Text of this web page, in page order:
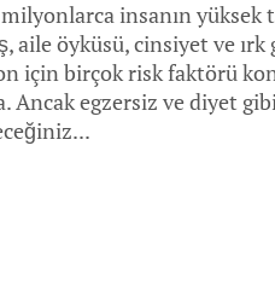
insanın yüksek
aile öyküsü, cinsiyet ve ırk
için birçok risk faktörü
Ancak egzersiz ve diyet